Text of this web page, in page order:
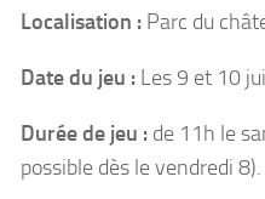
Localisation : Parc du
Date du jeu : Les 9 et 10
Durée de jeu : de 11h le
possible dès le vendredi 8).